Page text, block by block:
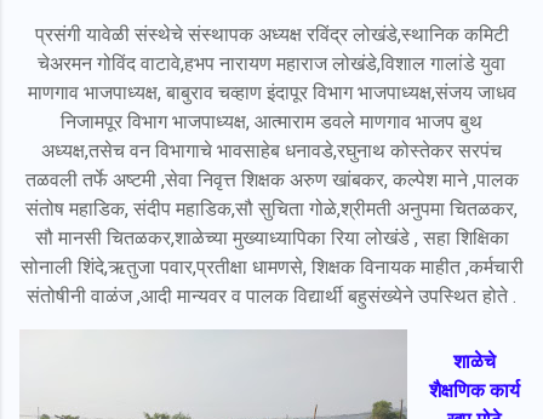
प्रसंगी यावेळी संस्थेचे संस्थापक अध्यक्ष रविंद्र लोखंडे,स्थानिक कमिटी
चेअरमन गोविंद वाटावे,हभप नारायण महाराज लोखंडे,विशाल गालांडे युवा
माणगाव भाजपाध्यक्ष, बाबुराव चव्हाण इंदापूर विभाग भाजपाध्यक्ष,संजय जाधव
निजामपूर विभाग भाजपाध्यक्ष, आत्माराम डवले माणगाव भाजप बुथ
अध्यक्ष,तसेच वन विभागाचे भावसाहेब धनावडे,रघुनाथ कोस्तेकर सरपंच
तळवली तर्फे अष्टमी ,सेवा निवृत्त शिक्षक अरुण खांबकर, कल्पेश माने ,पालक
संतोष महाडिक, संदीप महाडिक,सौ सुचिता गोळे,श्रीमती अनुपमा चितळकर,
सौ मानसी चितळकर,शाळेच्या मुख्याध्यापिका रिया लोखंडे , सहा शिक्षिका
सोनाली शिंदे,ऋतुजा पवार,प्रतीक्षा धामणसे, शिक्षक विनायक माहीत ,कर्मचारी
संतोषीनी वाळंज ,आदी मान्यवर व पालक विद्यार्थी बहुसंख्येने उपस्थित होते .
शाळेचे
शैक्षणिक कार्य